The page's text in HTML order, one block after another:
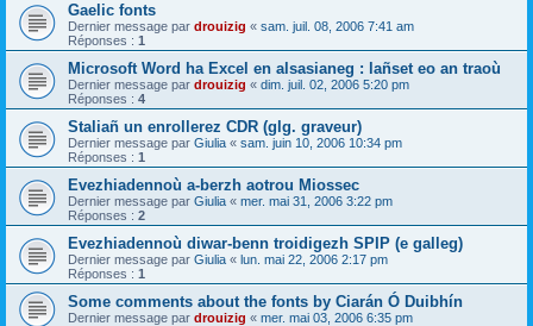
Gaelic fonts
Dernier message par drouizig « sam. juil. 08, 2006 7:41 am
Réponses : 1
Microsoft Word ha Excel en alsasianeg : lañset eo an traoù
Dernier message par drouizig « dim. juil. 02, 2006 5:20 pm
Réponses : 4
Staliañ un enrollerez CDR (glg. graveur)
Dernier message par Giulia « sam. juin 10, 2006 10:34 pm
Réponses : 1
Evezhiadennoù a-berzh aotrou Miossec
Dernier message par Giulia « mer. mai 31, 2006 3:22 pm
Réponses : 2
Evezhiadennoù diwar-benn troidigezh SPIP (e galleg)
Dernier message par Giulia « lun. mai 22, 2006 2:17 pm
Réponses : 1
Some comments about the fonts by Ciarán Ó Duibhín
Dernier message par drouizig « mer. mai 03, 2006 6:35 pm